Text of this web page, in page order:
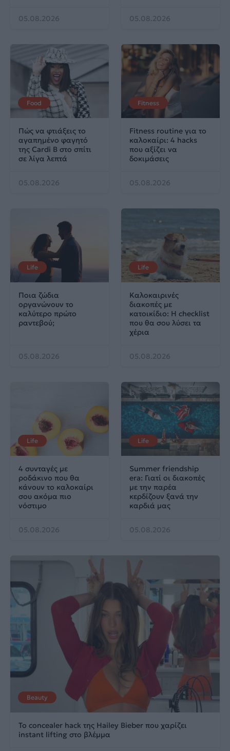
05.08.2026 05.08.2026
Food
Πώς να φτιάξεις το
αγαπημένο φαγητό
της Cardi B στο σπίτι
σε λίγα λεπτά
05.08.2026
Fitness
Fitness routine για το
καλοκαίρι: 4 hacks
που αξίζει να
δοκιμάσεις
05.08.2026
Life
Ποια ζώδια
οργανώνουν το
καλύτερο πρώτο
ραντεβού;
05.08.2026
Life
Καλοκαιρινές
διακοπές με
κατοικίδιο: Η checklist
που θα σου λύσει τα
χέρια
05.08.2026
Life
4 συνταγές με
ροδάκινο που θα
κάνουν το καλοκαίρι
σου ακόμα πιο
νόστιμο
05.08.2026
Life
Summer friendship
era: Γιατί οι διακοπές
με την παρέα
κερδίζουν ξανά την
καρδιά μας
05.08.2026
Beauty
Το concealer hack της Hailey Bieber που χαρίζει
instant lifting στο βλέμμα